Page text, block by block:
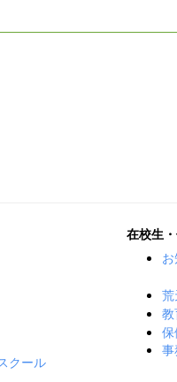
クール
在校生
荒
教